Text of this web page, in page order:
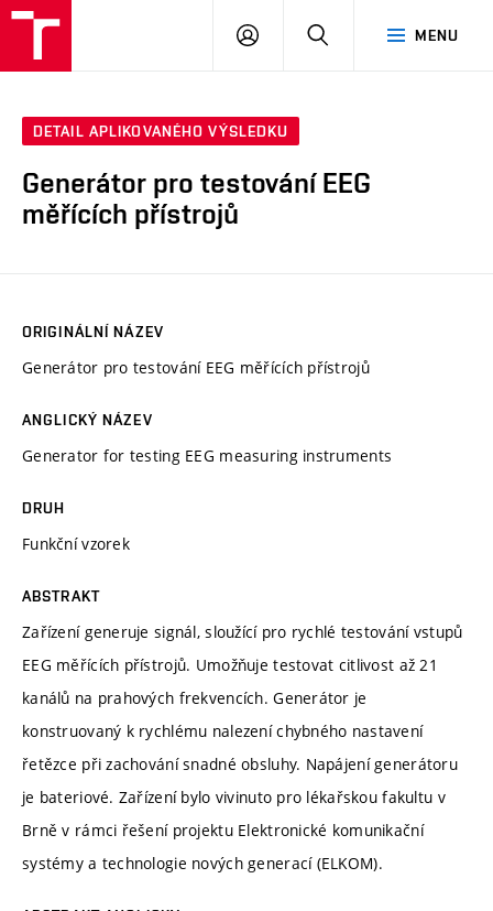
MENU
PŘIHLÁSIT
DETAIL APLIKOVANÉHO VÝSLEDKU
Generátor pro testování EEG
měřících přístrojů
ORIGINÁLNÍ NÁZEV
Generátor pro testování EEG měřících přístrojů
ANGLICKÝ NÁZEV
Generator for testing EEG measuring instruments
DRUH
Funkční vzorek
ABSTRAKT
Zařízení generuje signál, sloužící pro rychlé testování vstupů
EEG měřících přístrojů. Umožňuje testovat citlivost až 21
kanálů na prahových frekvencích. Generátor je
konstruovaný k rychlému nalezení chybného nastavení
řetězce při zachování snadné obsluhy. Napájení generátoru
je bateriové. Zařízení bylo vivinuto pro lékařskou fakultu v
Brně v rámci řešení projektu Elektronické komunikační
systémy a technologie nových generací (ELKOM).